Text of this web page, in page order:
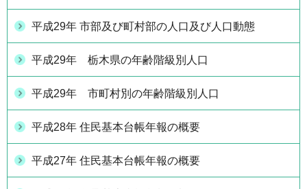
平成29年 市部及び町村部の人口及び人口動態
平成29年 栃木県の年齢階級別人口
平成29年 市町村別の年齢階級別人口
平成28年 住民基本台帳年報の概要
平成27年 住民基本台帳年報の概要